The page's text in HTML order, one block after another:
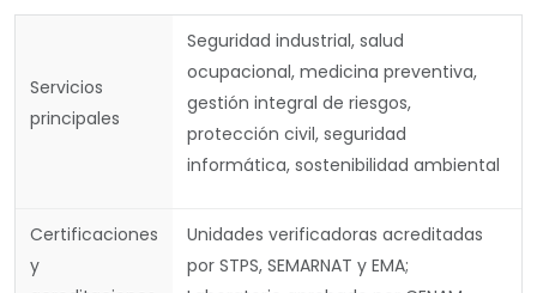
Servicios
principales
Seguridad industrial, salud
ocupacional, medicina preventiva,
gestión integral de riesgos,
protección civil, seguridad
informática, sostenibilidad ambiental
Certificaciones
y
Unidades verificadoras acreditadas
por STPS, SEMARNAT y EMA;